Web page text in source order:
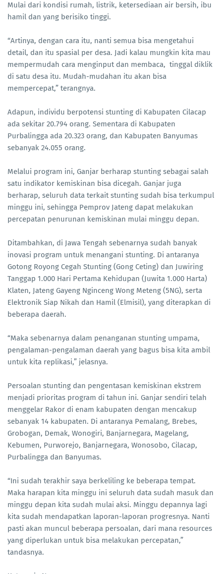
Mulai dari kondisi rumah, listrik, ketersediaan air bersih, ibu
hamil dan yang berisiko tinggi.
“Artinya, dengan cara itu, nanti semua bisa mengetahui
detail, dan itu spasial per desa. Jadi kalau mungkin kita mau
mempermudah cara menginput dan membaca, tinggal diklik
di satu desa itu. Mudah-mudahan itu akan bisa
mempercepat,” terangnya.
Adapun, individu berpotensi stunting di Kabupaten Cilacap
ada sekitar 20.794 orang. Sementara di Kabupaten
Purbalingga ada 20.323 orang, dan Kabupaten Banyumas
sebanyak 24.055 orang.
Melalui program ini, Ganjar berharap stunting sebagai salah
satu indikator kemiskinan bisa dicegah. Ganjar juga
berharap, seluruh data terkait stunting sudah bisa terkumpul
minggu ini, sehingga Pemprov Jateng dapat melakukan
percepatan penurunan kemiskinan mulai minggu depan.
Ditambahkan, di Jawa Tengah sebenarnya sudah banyak
inovasi program untuk menangani stunting. Di antaranya
Gotong Royong Cegah Stunting (Gong Ceting) dan Juwiring
Tanggap 1.000 Hari Pertama Kehidupan (Juwita 1.000 Harta)
Klaten, Jateng Gayeng Nginceng Wong Meteng (5NG), serta
Elektronik Siap Nikah dan Hamil (Elmisil), yang diterapkan di
beberapa daerah.
“Maka sebenarnya dalam penanganan stunting umpama,
pengalaman-pengalaman daerah yang bagus bisa kita ambil
untuk kita replikasi,” jelasnya.
Persoalan stunting dan pengentasan kemiskinan ekstrem
menjadi prioritas program di tahun ini. Ganjar sendiri telah
menggelar Rakor di enam kabupaten dengan mencakup
sebanyak 14 kabupaten. Di antaranya Pemalang, Brebes,
Grobogan, Demak, Wonogiri, Banjarnegara, Magelang,
Kebumen, Purworejo, Banjarnegara, Wonosobo, Cilacap,
Purbalingga dan Banyumas.
“Ini sudah terakhir saya berkeliling ke beberapa tempat.
Maka harapan kita minggu ini seluruh data sudah masuk dan
minggu depan kita sudah mulai aksi. Minggu depannya lagi
kita sudah mendapatkan laporan-laporan progresnya. Nanti
pasti akan muncul beberapa persoalan, dari mana resources
yang diperlukan untuk bisa melakukan percepatan,”
tandasnya.